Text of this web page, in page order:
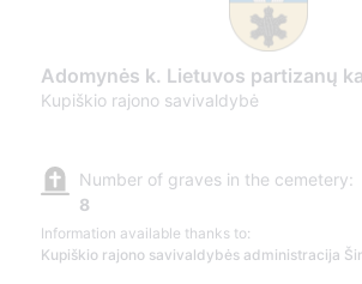
Adomynės k. Lietuvos partizanų
Kupiškio rajono savivaldybė
Number of graves in the cemetery:
8
Information available thanks to:
Kupiškio rajono savivaldybės administracija